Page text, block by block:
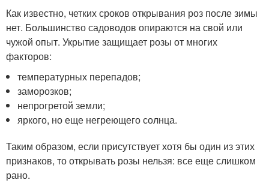
Как известно, четких сроков открывания роз после зимы
нет. Большинство садоводов опираются на свой или
чужой опыт. Укрытие защищает розы от многих
факторов:
температурных перепадов;
заморозков;
непрогретой земли;
яркого, но еще негреющего солнца.
Таким образом, если присутствует хотя бы один из этих
признаков, то открывать розы нельзя: все еще слишком
рано.